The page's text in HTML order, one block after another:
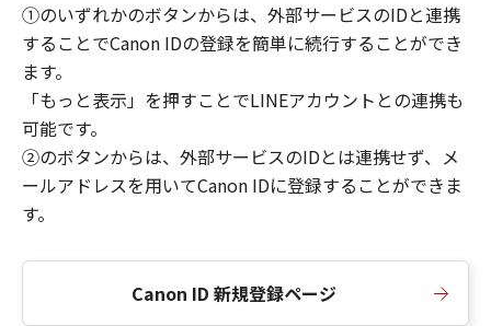
①のいずれかのボタンからは、外部サービスのIDと連携
することでCanon IDの登録を簡単に続行することができ
ます。
「もっと表示」を押すことでLINEアカウントとの連携も
可能です。
②のボタンからは、外部サービスのIDとは連携せず、メ
ールアドレスを用いてCanon IDに登録することができま
す。
Canon ID 新規登録ページ